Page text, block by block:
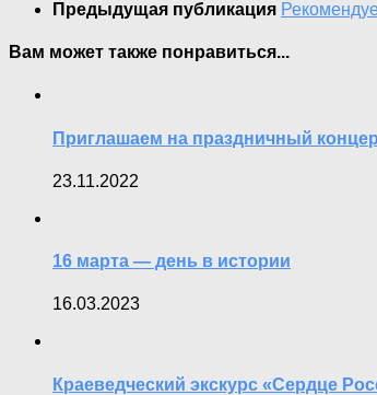
Предыдущая публикация
Вам может также понравиться...
Приглашаем на праздничный
23.11.2022
16 марта — день в истории
16.03.2023
Краеведческий экскурс «Сердце